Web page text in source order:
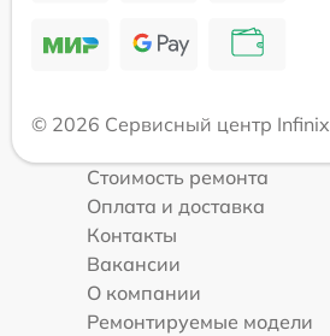
© 2026 Сервисный центр Infinix
Стоимость ремонта
Оплата и доставка
Контакты
Вакансии
О компании
Ремонтируемые модели